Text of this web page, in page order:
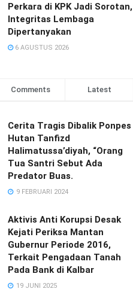
Perkara di KPK Jadi Sorotan,
Integritas Lembaga
Dipertanyakan
6 AGUSTUS 2026
Comments Latest
Cerita Tragis Dibalik Ponpes
Hutan Tanfizd
Halimatussa’diyah, “Orang
Tua Santri Sebut Ada
Predator Buas.
9 FEBRUARI 2024
Aktivis Anti Korupsi Desak
Kejati Periksa Mantan
Gubernur Periode 2016,
Terkait Pengadaan Tanah
Pada Bank di Kalbar
19 JUNI 2025